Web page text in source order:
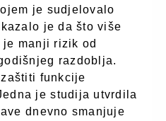
je sudjelovalo
je da što više
manji rizik od
razdoblja.
zaštiti funkcije
je studija utvrdila
dnevno smanjuje